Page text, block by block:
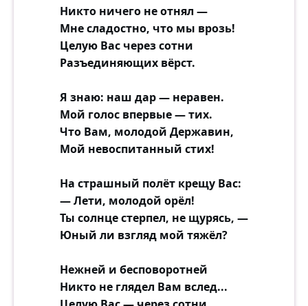
Никто ничего не отнял —
Мне сладостно, что мы врозь!
Целую Вас через сотни
Разъединяющих вёрст.
Я знаю: наш дар — неравен.
Мой голос впервые — тих.
Что Вам, молодой Державин,
Мой невоспитанный стих!
На страшный полёт крещу Вас:
— Лети, молодой орёл!
Ты солнце стерпел, не щурясь, —
Юный ли взгляд мой тяжёл?
Нежней и бесповоротней
Никто не глядел Вам вслед...